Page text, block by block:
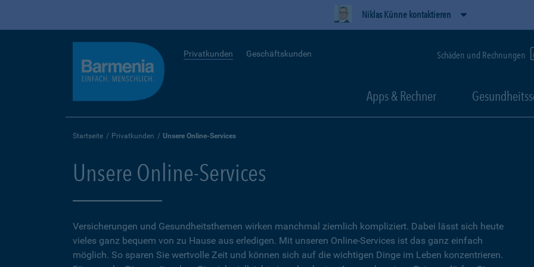
Niklas Künne kontaktieren
Privatkunden Geschäftskunden Schäden und Rechnungen
Apps & Rechner
Startseite Privatkunden Unsere Online-Services
Unsere Online-Services
Versicherungen und Gesundheitsthemen wirken manchmal ziemlich kompliziert. Dabei lässt sich heute
vieles ganz bequem von zu Hause aus erledigen. Mit unseren Online-Services ist das ganz einfach
möglich. So sparen Sie wertvolle Zeit und können sich auf die wichtigen Dinge im Leben konzentrieren.